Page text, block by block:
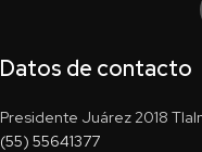
Datos de contacto
Presidente Juárez 2018
(55) 55641377